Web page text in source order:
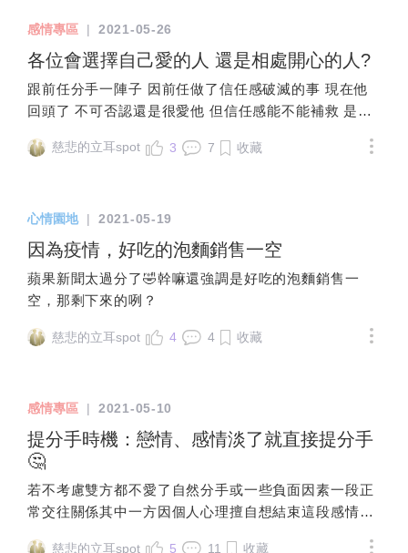
就發現的現象，從最基本的季節氣候變化
產生不同的特徵，然後再發現黃道上五大
行星的不同運行方式，兩者交叉比對，才
形成現在的占星學說。那麼，為何黃道12
劃分方式說起。印度的恆星占星，是把白
義的。黃道12宮的起點是春分點，是以黃
道與地球自轉的赤道交點定位，當太陽從
南方往北方移動，剛好直射地球赤道時，
就是3月底的春分點，也是占星上使用的白
羊宮頭0度。然後當太陽從北方往南方前
進，再度跟赤道交會時，則是相隔180度的
秋分點，也就是9月底天秤宮頭0度的開
星群，想像成一個符合12宮位特質的星座
名稱。這個黃道的360度，跟地球公轉周期
的365.25日非常接近，因此成為古代人類
非常容易聯想到的占星方式，並且依此發
展出更精確無誤差的曆法。如果你知道占
12個恆星星座上，那就真是外行了。可是
對話若允筊，狀況好，沒有太大的問題可
以多補一個確認筊，再次確認，是否沒有
太大的問題？哪個房子完全沒問題？若沒
有太大問題，就很美滿了！小問題，之後
也可以來當確認筊的問題，進行請示以確
沒筊，不准租，別緊張，先問是否有無法
放棄若是笑筊，有大問題但可以解決，但
以你的頭腦和思維和問題設計能力，你可
能用擲筊問不到或者要你去別家廟祈求同
其他可能，神明為何而笑若沒筊，有可
個大類別問題在房子硬體？有房東或鄰居
問題？或是陽宅風水不好或鬼神問題？或
是問題在你自己及一起居住該處的人？說
不定，都有喔允筊，是確定問題在該處大
類別，往下設計問題繼續發問笑筊，一般
來說在此問題之下，是沾到邊，多個確認
筊，請示是否關鍵詞還不夠精準？關鍵詞
是嗎？No.5處女座處女座是一個很喜歡獨來獨往的星
座，雖然他偶爾會覺得孤單寂寞，但自己一個人真的會
變得有效率好多，而且進步成長也會更快，有愛情影響
著自己，會很影響事業的發展。No.6雙子座雙子座喜歡
回家，不會有人查他手機，最起碼他能做一切自己想做
上癮，心死過一次，才不會再靠近愛情，愛情美好的時
我保護模式，他就不會輕易關閉。No.8白羊座白羊座喜
歡談戀愛，也喜歡單身，各有各的好，可是他單身久了
也不至於會到上癮的地步，畢竟白羊還是更希望有個伴
No.9天秤座天秤座年輕的時候會很享受單身的時光，尤
還是期待愛情的，畢竟這個星座很喜歡談戀愛的。
No.10獅子座獅子座雖然會享受單身的時光，但他不會
單身上癮，單身久了他就會渴望愛情，他不希望自己的
人生沒有人一起分享，他想在自己難過的時候有人可依
偎，開心的時候有人可干杯。No.11巨蟹座巨蟹座不希
望單身到老，所以他還是會在自己單夠了的時候找個伴
侶生活，一個人怎麼也過不出兩個人的煙火氣，他還是
感情專區 | 2021-05-26
各位會選擇自己愛的人 還是相處開心的人?
跟前任分手一陣子 因前任做了信任感破滅的事 現在他
回頭了 不可否認還是很愛他 但信任感能不能補救 是個
性興趣觀念什麼的都很相似 相處起來也是很開心 如果
要時間來緩解 還是選擇一位全新，可能會過的很開心的
人呢????
慈悲的立耳spot 3 7 收藏
心情園地 | 2021-05-19
因為疫情，好吃的泡麵銷售一空
蘋果新聞太過分了🤣幹嘛還強調是好吃的泡麵銷售一
空，那剩下來的咧？
慈悲的立耳spot 4 4 收藏
感情專區 | 2021-05-10
提分手時機：戀情、感情淡了就直接提分手
🤔
若不考慮雙方都不愛了自然分手或一些負面因素一段正
常交往關係其中一方因個人心理擅自想結束這段感情理
慈悲的立耳spot 5 11 收藏